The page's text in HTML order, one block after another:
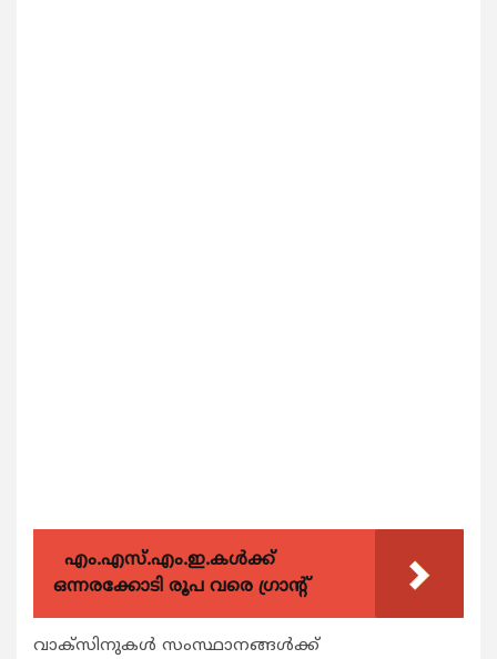
എം.എസ്.എം.ഇ.കൾക്ക്
ഒന്നരക്കോടി രൂപ വരെ ഗ്രാന്റ്
വാക്സിനുകള്‍ സംസ്ഥാനങ്ങള്‍ക്ക്